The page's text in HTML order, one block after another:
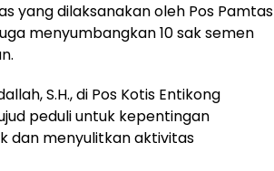
yang dilaksanakan oleh Pos Pamtas
menyumbangkan 10 sak semen
S.H., di Pos Kotis Entikong
peduli untuk kepentingan
dan menyulitkan aktivitas